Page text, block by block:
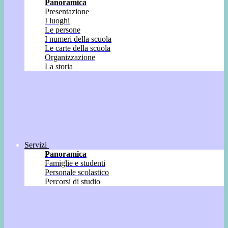
Panoramica
Presentazione
I luoghi
Le persone
I numeri della scuola
Le carte della scuola
Organizzazione
La storia
Servizi
Panoramica
Famiglie e studenti
Personale scolastico
Percorsi di studio